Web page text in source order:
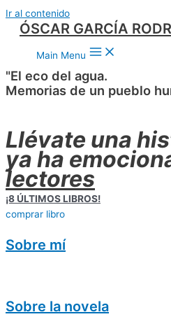
Ir al contenido
ÓSCAR GARCÍA
Main Menu
"El eco del agua.
Memorias de un pueblo
Llévate una
ya ha
lectores
¡8 ÚLTIMOS LIBROS!
comprar libro
Sobre mí
Sobre la novela